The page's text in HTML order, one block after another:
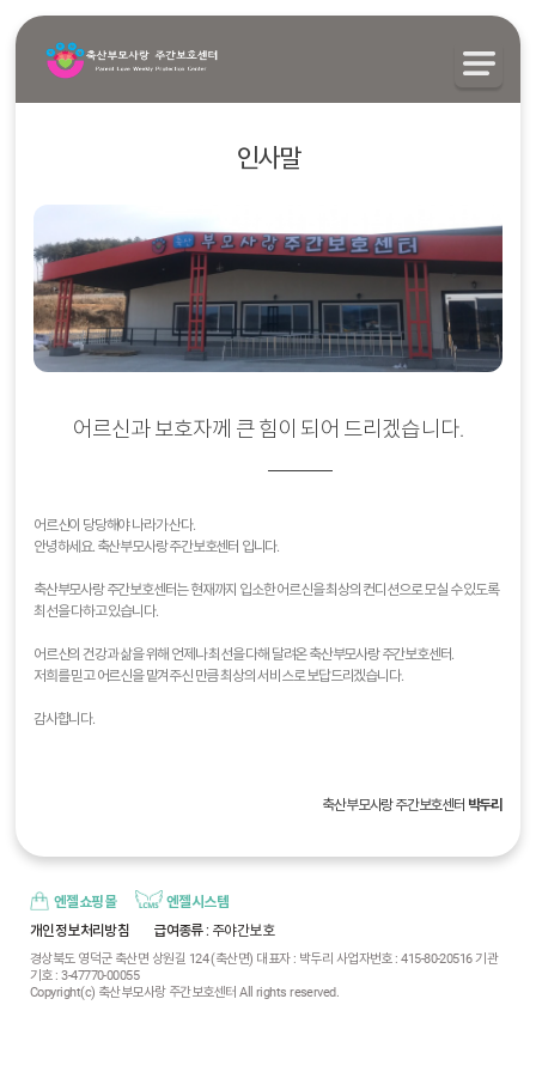
인사말
어르신과 보호자께 큰 힘이 되어 드리겠습니다.
어르신이 당당해야 나라가 산다.
안녕하세요. 축산부모사랑 주간보호센터 입니다.
축산부모사랑 주간보호센터는 현재까지 입소한 어르신을 최상의 컨디션으로 모실 수 있도록
최선을 다하고 있습니다.
어르신의 건강과 삶을 위해 언제나 최선을 다해 달려온 축산부모사랑 주간보호센터.
저희를 믿고 어르신을 맡겨주신 만큼 최상의 서비스로 보답드리겠습니다.
감사합니다.
축산부모사랑 주간보호센터 박두리
엔젤쇼핑몰
엔젤시스템
개인정보처리방침
급여종류 : 주야간보호
경상북도 영덕군 축산면 상원길 124 (축산면) 대표자 : 박두리 사업자번호 : 415-80-20516 기관
기호 : 3-47770-00055
Copyright(c) 축산부모사랑 주간보호센터 All rights reserved.